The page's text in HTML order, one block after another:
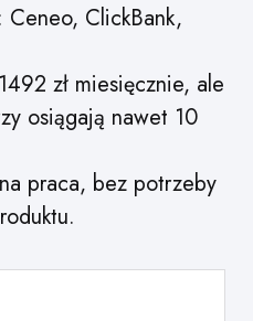
Ceneo, ClickBank,
zł miesięcznie, ale
osiągają nawet 10
praca, bez potrzeby